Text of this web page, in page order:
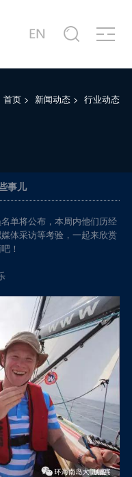
首页 > 新闻动态 > 行业动态
事儿
单将公布，本周内他们历经
体采访等考验，一起来欣赏
！